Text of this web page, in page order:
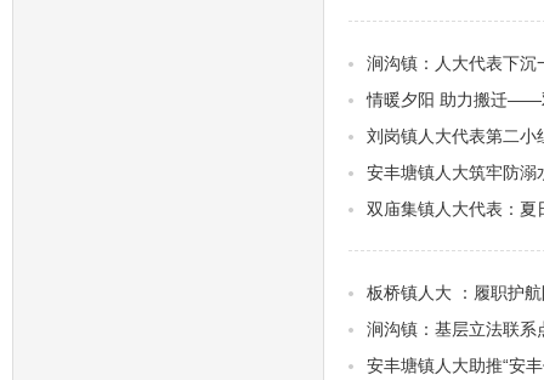
涧沟镇：人大代表下沉
情暖夕阳 助力搬迁——
刘岗镇人大代表第二小
安丰塘镇人大筑牢防溺
双庙集镇人大代表：夏
板桥镇人大 ：履职护
涧沟镇：基层立法联系
安丰塘镇人大助推“安